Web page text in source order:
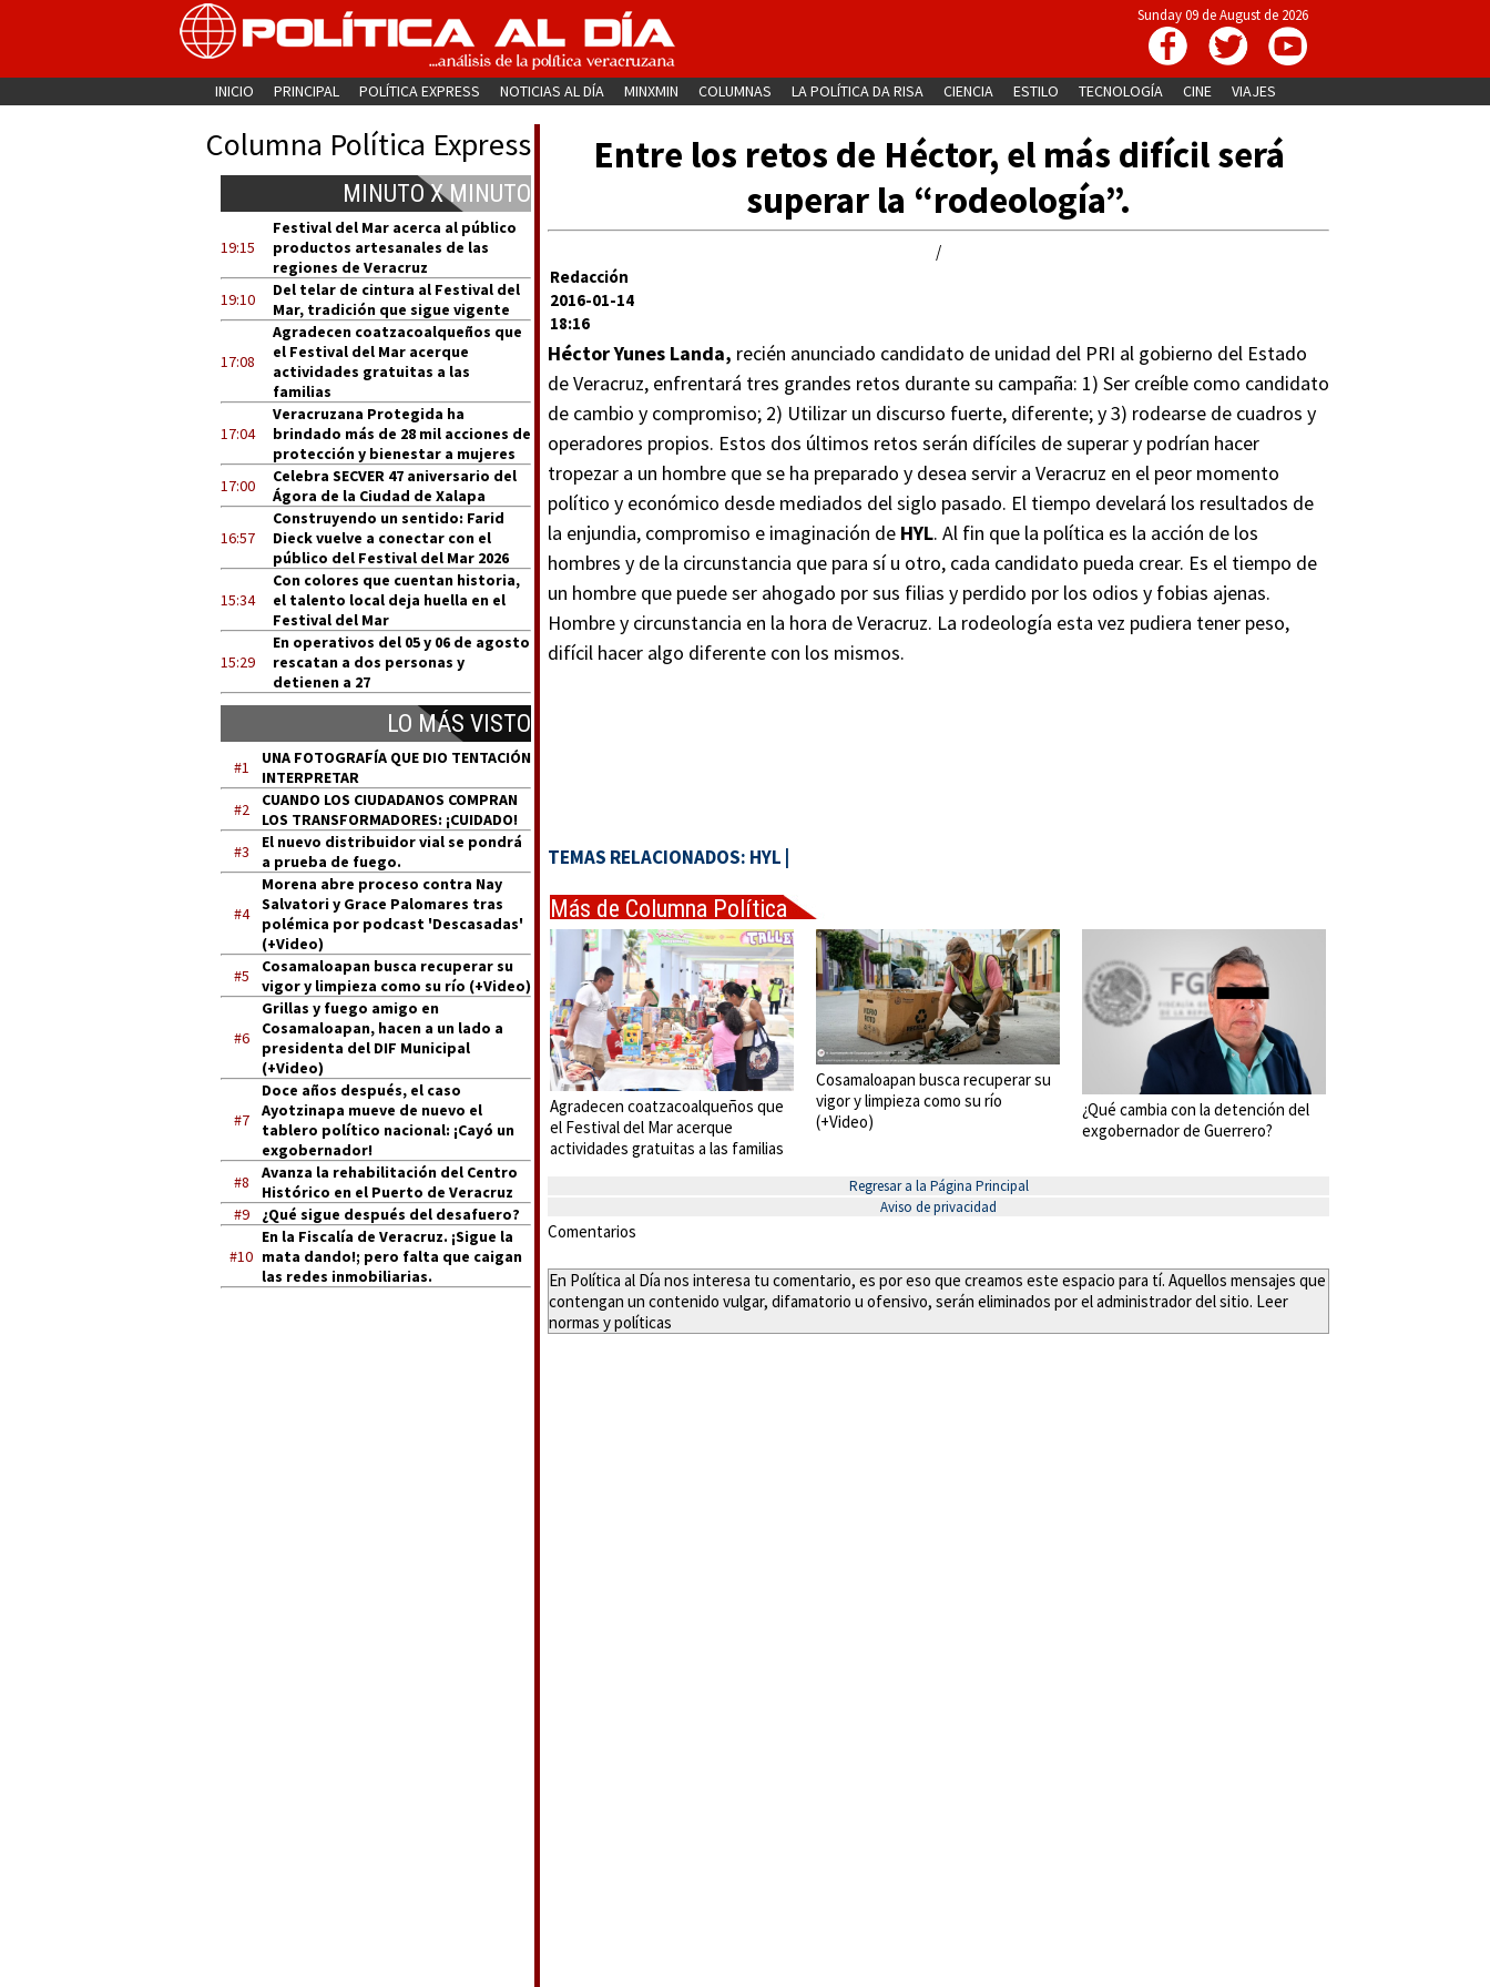
Sunday 09 de August de 2026
INICIO PRINCIPAL POLÍTICA EXPRESS NOTICIAS AL DÍA MINXMIN COLUMNAS LA POLÍTICA DA RISA CIENCIA ESTILO TECNOLOGÍA CINE VIAJES
Columna Política Express
MINUTO X MINUTO
19:15
Festival del Mar acerca al público
productos artesanales de las
regiones de Veracruz
19:10
Del telar de cintura al Festival del
Mar, tradición que sigue vigente
17:08
Agradecen coatzacoalqueños que
el Festival del Mar acerque
actividades gratuitas a las
familias
17:04
Veracruzana Protegida ha
brindado más de 28 mil acciones de
protección y bienestar a mujeres
17:00
Celebra SECVER 47 aniversario del
Ágora de la Ciudad de Xalapa
16:57
Construyendo un sentido: Farid
Dieck vuelve a conectar con el
público del Festival del Mar 2026
15:34
Con colores que cuentan historia,
el talento local deja huella en el
Festival del Mar
15:29
En operativos del 05 y 06 de agosto
rescatan a dos personas y
detienen a 27
LO MÁS VISTO
#1
UNA FOTOGRAFÍA QUE DIO TENTACIÓN
INTERPRETAR
#2
CUANDO LOS CIUDADANOS COMPRAN
LOS TRANSFORMADORES: ¡CUIDADO!
#3
El nuevo distribuidor vial se pondrá
a prueba de fuego.
#4
Morena abre proceso contra Nay
Salvatori y Grace Palomares tras
polémica por podcast 'Descasadas'
(+Video)
#5
Cosamaloapan busca recuperar su
vigor y limpieza como su río (+Video)
#6
Grillas y fuego amigo en
Cosamaloapan, hacen a un lado a
presidenta del DIF Municipal
(+Video)
#7
Doce años después, el caso
Ayotzinapa mueve de nuevo el
tablero político nacional: ¡Cayó un
exgobernador!
#8
Avanza la rehabilitación del Centro
Histórico en el Puerto de Veracruz
#9
¿Qué sigue después del desafuero?
#10
En la Fiscalía de Veracruz. ¡Sigue la
mata dando!; pero falta que caigan
las redes inmobiliarias.
Entre los retos de Héctor, el más difícil será
superar la “rodeología”.
/
Redacción
2016-01-14
18:16
Héctor Yunes Landa, recién anunciado candidato de unidad del PRI al gobierno del Estado
de Veracruz, enfrentará tres grandes retos durante su campaña: 1) Ser creíble como candidato
de cambio y compromiso; 2) Utilizar un discurso fuerte, diferente; y 3) rodearse de cuadros y
operadores propios. Estos dos últimos retos serán difíciles de superar y podrían hacer
tropezar a un hombre que se ha preparado y desea servir a Veracruz en el peor momento
político y económico desde mediados del siglo pasado. El tiempo develará los resultados de
la enjundia, compromiso e imaginación de HYL. Al fin que la política es la acción de los
hombres y de la circunstancia que para sí u otro, cada candidato pueda crear. Es el tiempo de
un hombre que puede ser ahogado por sus filias y perdido por los odios y fobias ajenas.
Hombre y circunstancia en la hora de Veracruz. La rodeología esta vez pudiera tener peso,
difícil hacer algo diferente con los mismos.
TEMAS RELACIONADOS: HYL
Más de Columna Política
Express
Agradecen coatzacoalqueños que
el Festival del Mar acerque
actividades gratuitas a las familias
Cosamaloapan busca recuperar su
vigor y limpieza como su río
(+Video)
¿Qué cambia con la detención del
exgobernador de Guerrero?
Regresar a la Página Principal
Aviso de privacidad
Comentarios
En Política al Día nos interesa tu comentario, es por eso que creamos este espacio para tí. Aquellos mensajes que
contengan un contenido vulgar, difamatorio u ofensivo, serán eliminados por el administrador del sitio. Leer
normas y políticas